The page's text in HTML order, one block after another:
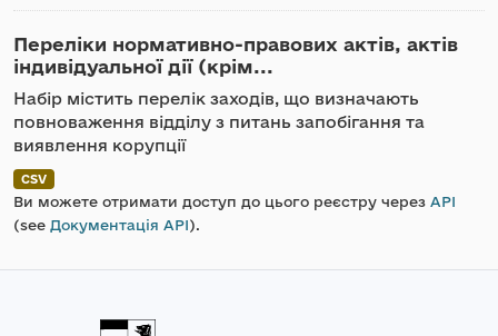
Переліки нормативно-правових актів, актів
індивідуальної дії (крім...
Набір містить перелік заходів, що визначають
повноваження відділу з питань запобігання та
виявлення корупції
CSV
Ви можете отримати доступ до цього реєстру через API
(see Документація API).